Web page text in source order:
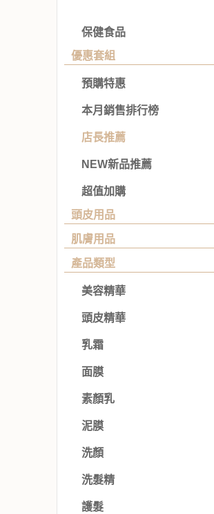
保健食品
優惠套組
預購特惠
本月銷售排行榜
店長推薦
NEW新品推薦
超值加購
頭皮用品
肌膚用品
產品類型
美容精華
頭皮精華
乳霜
面膜
素顏乳
泥膜
洗顏
洗髮精
護髮